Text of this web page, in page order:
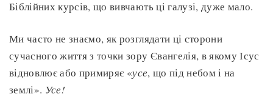
Біблійних курсів, що вивчають ці галузі, дуже мало.
Ми часто не знаємо, як розглядати ці сторони
сучасного життя з точки зору Євангелія, в якому Ісус
відновлює або примиряє «усе, що під небом і на
землі». Усе!